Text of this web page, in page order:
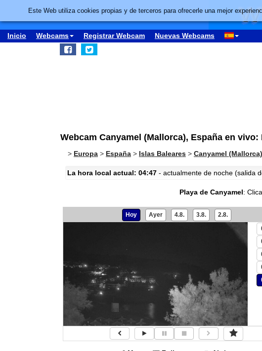
Inicio Webcams Registrar Webcam Nuevas Webcams
Webcam Canyamel (Mallorca), España en vivo:
> Europa > España > Islas Baleares > Canyamel (Mallorca)
La hora local actual: 04:47 - actualmente de noche (salida
Playa de Canyamel:
Hoy Ayer 4.8. 3.8. 2.8.
Este Web utiliza cookies propias y de terceros para ofrecerle una mejor